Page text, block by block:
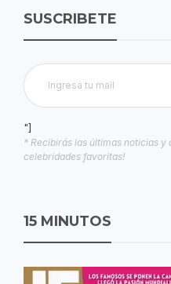
SUSCRIBETE
"]
* Recibirás las últimas noticias
celebridades favoritas!
15 MINUTOS